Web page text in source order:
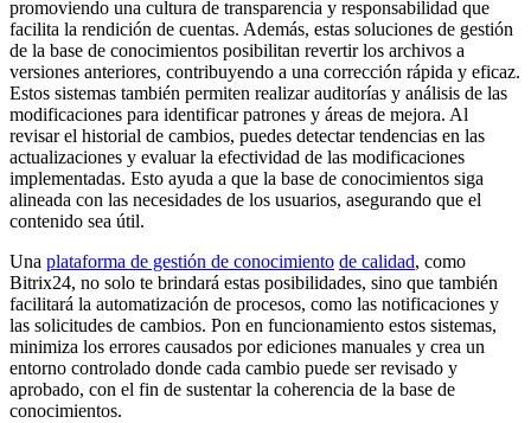
promoviendo una cultura de transparencia y responsabilidad que
facilita la rendición de cuentas. Además, estas soluciones de gestión
de la base de conocimientos posibilitan revertir los archivos a
versiones anteriores, contribuyendo a una corrección rápida y eficaz.
Estos sistemas también permiten realizar auditorías y análisis de las
modificaciones para identificar patrones y áreas de mejora. Al
revisar el historial de cambios, puedes detectar tendencias en las
actualizaciones y evaluar la efectividad de las modificaciones
implementadas. Esto ayuda a que la base de conocimientos siga
alineada con las necesidades de los usuarios, asegurando que el
contenido sea útil.
Una plataforma de gestión de conocimiento de calidad, como
Bitrix24, no solo te brindará estas posibilidades, sino que también
facilitará la automatización de procesos, como las notificaciones y
las solicitudes de cambios. Pon en funcionamiento estos sistemas,
minimiza los errores causados por ediciones manuales y crea un
entorno controlado donde cada cambio puede ser revisado y
aprobado, con el fin de sustentar la coherencia de la base de
conocimientos.